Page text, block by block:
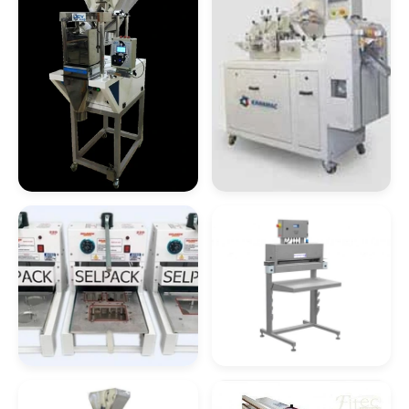
Comprar Manipulador A Vácuo Para
Chapas
Manipulador A Vácuo Para Sacaria Preço
Comprar Manipulador À Vácuo Para Sacaria
Manipulador À Vácuo Para Sacaria Sp
Comprar Manipulador De Alta Rigidez
Manipulador De Alta Rigidez
Comprar Manipulador De Sacos
Embalagem
Compacta
Máquina Embaladora
E Seladora
Embalagem